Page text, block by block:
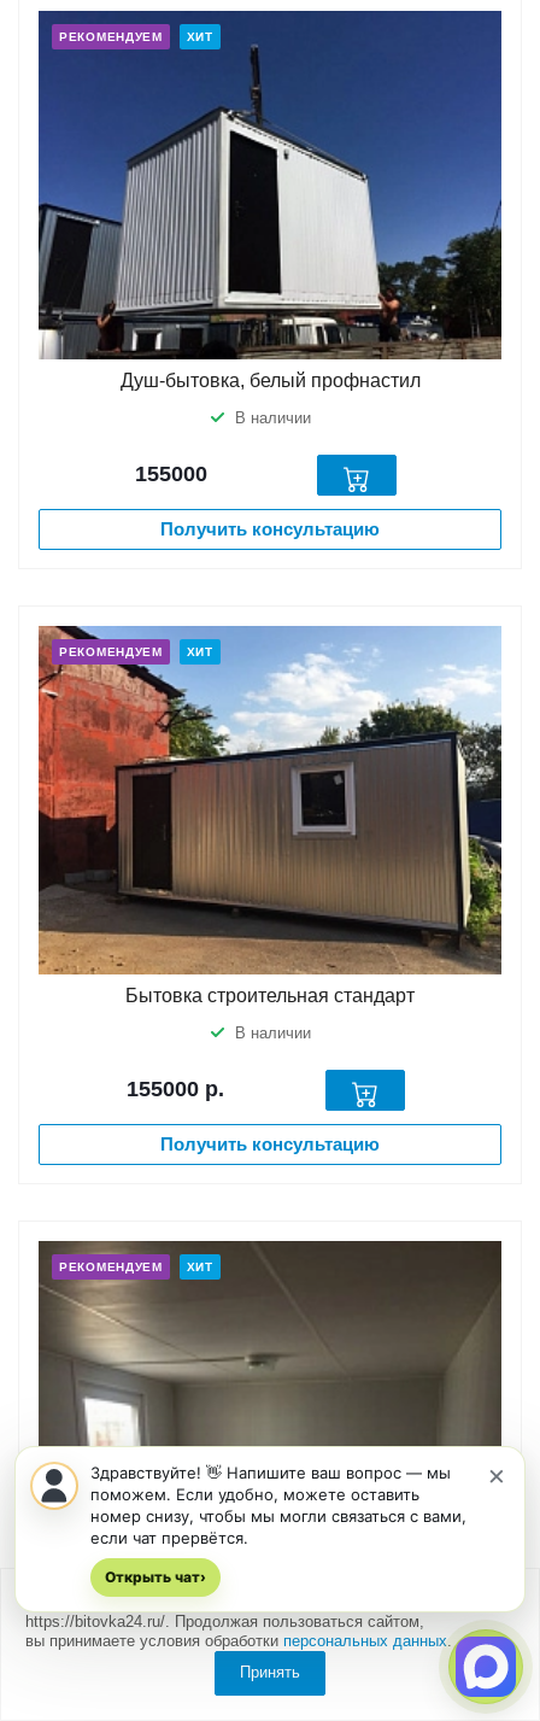
РЕКОМЕНДУЕМ ХИТ
Душ-бытовка, белый профнастил
В наличии
155000
Получить консультацию
РЕКОМЕНДУЕМ ХИТ
Бытовка строительная стандарт
В наличии
155000 р.
Получить консультацию
РЕКОМЕНДУЕМ ХИТ
Бытовка жилая с отделкой пвх панелями
используем cookiesдля быстрой и удобной работы сайта
https://bitovka24.ru/. Продолжая пользоваться сайтом,
вы принимаете условия обработки персональных данных.
Принять
×
Здравствуйте! 👋 Напишите ваш вопрос — мы
поможем. Если удобно, можете оставить
номер снизу, чтобы мы могли связаться с вами,
если чат прервётся.
Открыть чат›